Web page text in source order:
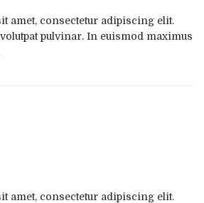
amet, consectetur adipiscing elit.
pulvinar. In euismod maximus
amet, consectetur adipiscing elit.